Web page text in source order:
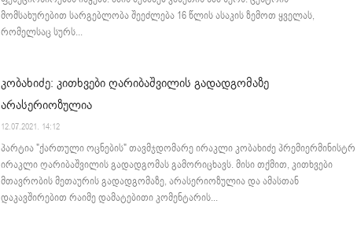
მომსახურებით სარგებლობა შეეძლება 16 წლის ასაკის ზემოთ ყველას,
რომელსაც სურს...
კობახიძე: კითხვები ღარიბაშვილის გადადგომაზე
არასერიოზულია
12.07.2021. 14:12
პარტია "ქართული ოცნების" თავმჯდომარე ირაკლი კობახიძე პრემიერმინისტრ
ირაკლი ღარიბაშვილის გადადგომას გამორიცხავს. მისი თქმით, კითხვები
მთავრობის მეთაურის გადადგომაზე, არასერიოზულია და ამასთან
დაკავშირებით რაიმე დამატებითი კომენტარის...